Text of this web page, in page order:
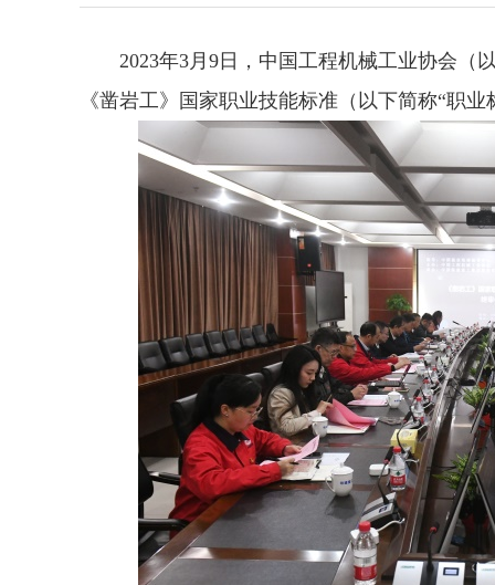
2023年3月9日，中国工程机械工业协会（
《凿岩工》国家职业技能标准（以下简称“职